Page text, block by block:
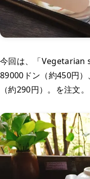
今回は、「Vegetarian
89000ドン（約450円
（約290円）。を注文。